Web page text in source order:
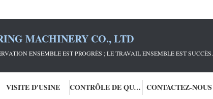
MACHINERY CO., LTD
ENSEMBLE EST PROGRÈS ; LE TRAVAIL ENSEMBLE EST SUCCÈS.
VISITE D'USINE CONTRÔLE DE QUALITÉ CONTACTEZ-NOUS